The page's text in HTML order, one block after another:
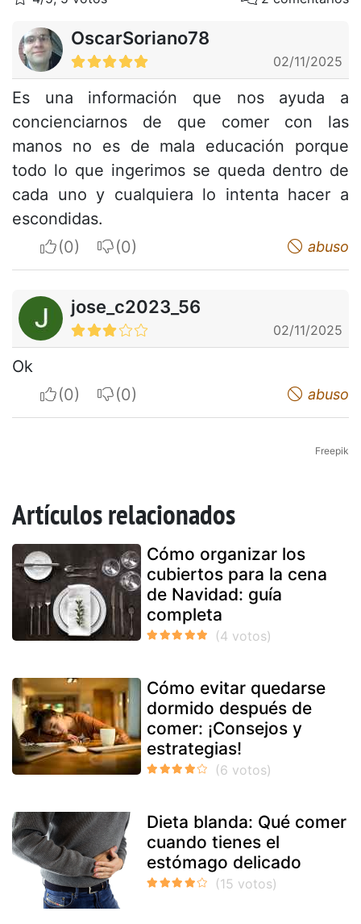
OscarSoriano78
02/11/2025
Es una información que nos ayuda a
concienciarnos de que comer con las
manos no es de mala educación porque
todo lo que ingerimos se queda dentro de
cada uno y cualquiera lo intenta hacer a
escondidas.
I apreciateI do not appreciate abuso
jose_c2023_56
02/11/2025
Ok
I apreciateI do not appreciate abuso
Freepik
Artículos relacionados
Cómo organizar los
cubiertos para la cena
de Navidad: guía
completa
Cómo evitar quedarse
dormido después de
comer: ¡Consejos y
estrategias!
Dieta blanda: Qué comer
cuando tienes el
estómago delicado